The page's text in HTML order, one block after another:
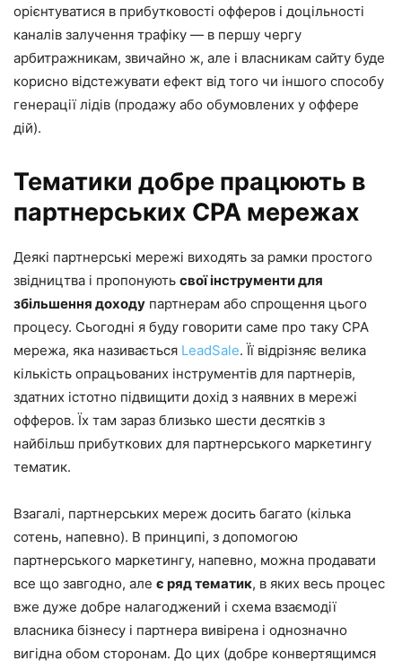
орієнтуватися в прибутковості офферов і доцільності
каналів залучення трафіку — в першу чергу
арбитражникам, звичайно ж, але і власникам сайту буде
корисно відстежувати ефект від того чи іншого способу
генерації лідів (продажу або обумовлених у оффере
дій).
Тематики добре працюють в
партнерських CPA мережах
Деякі партнерські мережі виходять за рамки простого
звідництва і пропонують свої інструменти для
збільшення доходу партнерам або спрощення цього
процесу. Сьогодні я буду говорити саме про таку CPA
мережа, яка називається LeadSale. Її відрізняє велика
кількість опрацьованих інструментів для партнерів,
здатних істотно підвищити дохід з наявних в мережі
офферов. Їх там зараз близько шести десятків з
найбільш прибуткових для партнерського маркетингу
тематик.
Взагалі, партнерських мереж досить багато (кілька
сотень, напевно). В принципі, з допомогою
партнерського маркетингу, напевно, можна продавати
все що завгодно, але є ряд тематик, в яких весь процес
вже дуже добре налагоджений і схема взаємодії
власника бізнесу і партнера вивірена і однозначно
вигідна обом сторонам. До цих (добре конвертящимся